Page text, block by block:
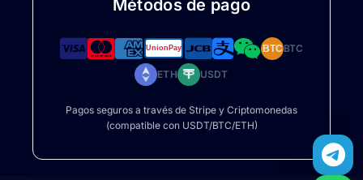
Métodos de pago
BTCBTC
ETH USDT
Pagos seguros a través de Stripe y Criptomonedas
(compatible con USDT/BTC/ETH)